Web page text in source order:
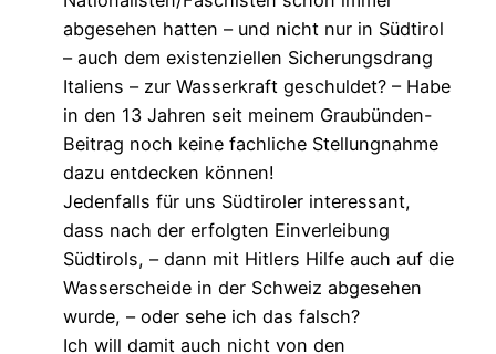
abgesehen hatten – und nicht nur in Südtirol
– auch dem existenziellen Sicherungsdrang
Italiens – zur Wasserkraft geschuldet? – Habe
in den 13 Jahren seit meinem Graubünden-
Beitrag noch keine fachliche Stellungnahme
dazu entdecken können!
Jedenfalls für uns Südtiroler interessant,
dass nach der erfolgten Einverleibung
Südtirols, – dann mit Hitlers Hilfe auch auf die
Wasserscheide in der Schweiz abgesehen
wurde, – oder sehe ich das falsch?
Ich will damit auch nicht von den